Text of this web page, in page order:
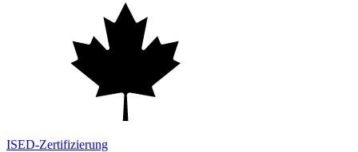
ISED-Zertifizierung